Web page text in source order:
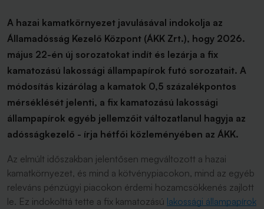
A hazai kamatkörnyezet javulásával indokolja az
Államadósság Kezelő Központ (ÁKK Zrt.), hogy 2026.
május 22-én új sorozatokat indít és lezárja a fix
kamatozású lakossági állampapírok futó sorozatait. A
módosítás kizárólag a kamatok 0,5 százalékpontos
mérséklését jelenti, a fix kamatozású lakossági
állampapírok egyéb jellemzőit változatlanul hagyja az
adósságkezelő - írja hétfői közleményében az ÁKK.
Az elmúlt időszakban jelentősen megváltozott a hazai
kamatkörnyezet, és mind a kötvénypiacokon, mind az egyéb
releváns pénzügyi piacokon érdemi hozamcsökkenés zajlott
le. Ez indokolttá tette a fix kamatozású lakossági állampapírok